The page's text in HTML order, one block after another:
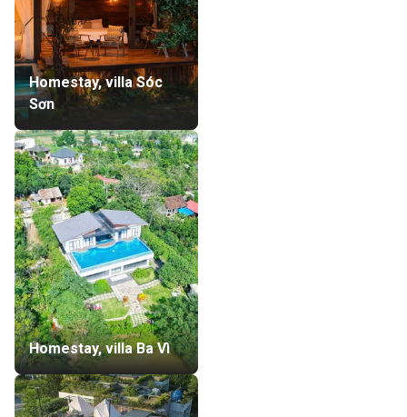
Homestay, villa Sóc
Sơn
Homestay, villa Ba Vì